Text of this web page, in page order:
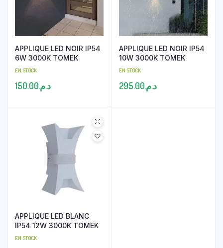
APPLIQUE LED NOIR IP54
6W 3000K TOMEK
EN STOCK
د.م.150.00
APPLIQUE LED NOIR IP54
10W 3000K TOMEK
EN STOCK
د.م.295.00
APPLIQUE LED BLANC
IP54 12W 3000K TOMEK
EN STOCK